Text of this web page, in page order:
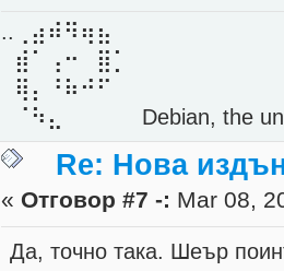
..⢀⣴⠾⠻⢶⣦⠀
⣾⠁⢠⠒⠀⣿⡁
⢿⡄⠘⠷⠚⠋
⠈⠳⣄⠀⠀⠀⠀ Debian, the
Re: Нова
« Отговор #7 -: Mar 08,
Да, точно така. Шеър